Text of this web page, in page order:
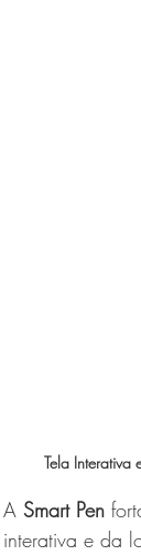
Tela Interativa
A Smart Pen
interativa e da